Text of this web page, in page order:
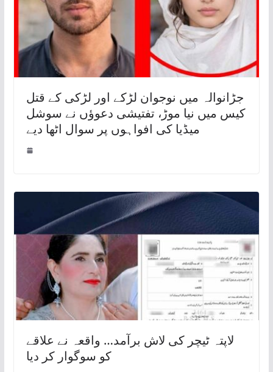
جڑانوالہ میں نوجوان لڑکے اور لڑکی کے قتل
کیس میں نیا موڑ، تفتیشی دعوؤں نے سوشل
میڈیا کی افواہوں پر سوال اٹھا دیے
لاپتہ ٹیچر کی لاش برآمد… واقعہ نے علاقے
کو سوگوار کر دیا